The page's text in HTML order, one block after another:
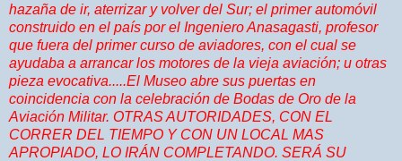
hazaña de ir, aterrizar y volver del Sur; el primer automóvil
construido en el país por el Ingeniero Anasagasti, profesor
que fuera del primer curso de aviadores, con el cual se
ayudaba a arrancar los motores de la vieja aviación; u otras
pieza evocativa.....El Museo abre sus puertas en
coincidencia con la celebración de Bodas de Oro de la
Aviación Militar. OTRAS AUTORIDADES, CON EL
CORRER DEL TIEMPO Y CON UN LOCAL MAS
APROPIADO, LO IRÁN COMPLETANDO. SERÁ SU